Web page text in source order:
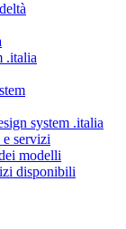
.italia
system .italia
servizi
modelli
disponibili